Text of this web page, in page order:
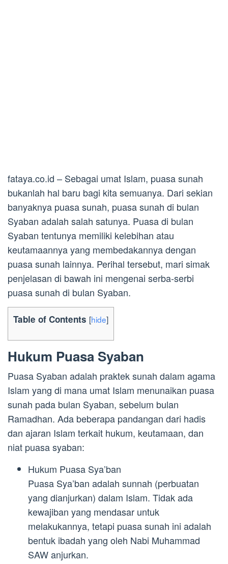
fataya.co.id – Sebagai umat Islam, puasa sunah
bukanlah hal baru bagi kita semuanya. Dari sekian
banyaknya puasa sunah, puasa sunah di bulan
Syaban adalah salah satunya. Puasa di bulan
Syaban tentunya memiliki kelebihan atau
keutamaannya yang membedakannya dengan
puasa sunah lainnya. Perihal tersebut, mari simak
penjelasan di bawah ini mengenai serba-serbi
puasa sunah di bulan Syaban.
Table of Contents [hide]
Hukum Puasa Syaban
Puasa Syaban adalah praktek sunah dalam agama
Islam yang di mana umat Islam menunaikan puasa
sunah pada bulan Syaban, sebelum bulan
Ramadhan. Ada beberapa pandangan dari hadis
dan ajaran Islam terkait hukum, keutamaan, dan
niat puasa syaban:
Hukum Puasa Sya’ban
Puasa Sya’ban adalah sunnah (perbuatan
yang dianjurkan) dalam Islam. Tidak ada
kewajiban yang mendasar untuk
melakukannya, tetapi puasa sunah ini adalah
bentuk ibadah yang oleh Nabi Muhammad
SAW anjurkan.